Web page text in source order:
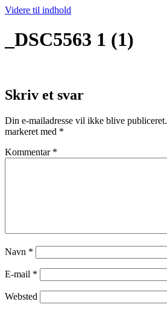
Videre til indhold
_DSC5563 1 (1)
Skriv et svar
Din e-mailadresse vil ikke blive publiceret.
markeret med *
Kommentar *
Navn *
E-mail *
Websted